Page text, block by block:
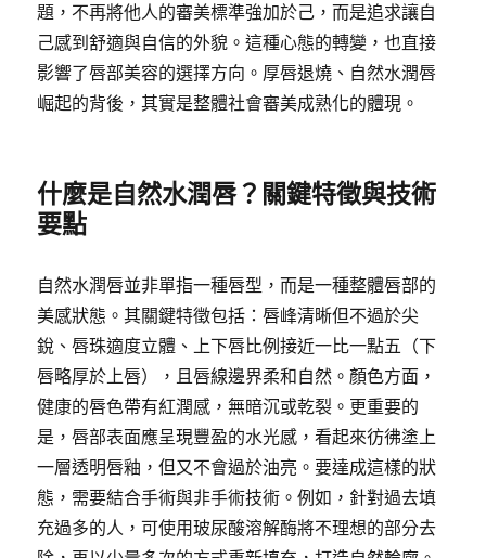
題，不再將他人的審美標準強加於己，而是追求讓自
己感到舒適與自信的外貌。這種心態的轉變，也直接
影響了唇部美容的選擇方向。厚唇退燒、自然水潤唇
崛起的背後，其實是整體社會審美成熟化的體現。
什麼是自然水潤唇？關鍵特徵與技術
要點
自然水潤唇並非單指一種唇型，而是一種整體唇部的
美感狀態。其關鍵特徵包括：唇峰清晰但不過於尖
銳、唇珠適度立體、上下唇比例接近一比一點五（下
唇略厚於上唇），且唇線邊界柔和自然。顏色方面，
健康的唇色帶有紅潤感，無暗沉或乾裂。更重要的
是，唇部表面應呈現豐盈的水光感，看起來彷彿塗上
一層透明唇釉，但又不會過於油亮。要達成這樣的狀
態，需要結合手術與非手術技術。例如，針對過去填
充過多的人，可使用玻尿酸溶解酶將不理想的部分去